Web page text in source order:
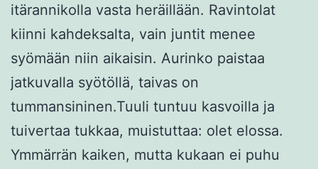
itärannikolla vasta heräillään. Ravintolat
kiinni kahdeksalta, vain juntit menee
syömään niin aikaisin. Aurinko paistaa
jatkuvalla syötöllä, taivas on
tummansininen.Tuuli tuntuu kasvoilla ja
tuivertaa tukkaa, muistuttaa: olet elossa.
Ymmärrän kaiken, mutta kukaan ei puhu